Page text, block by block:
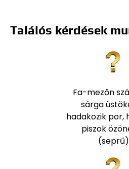
Találós kérdések
Fa-mezőn
sárga
hadakozik por,
piszok
(seprű)